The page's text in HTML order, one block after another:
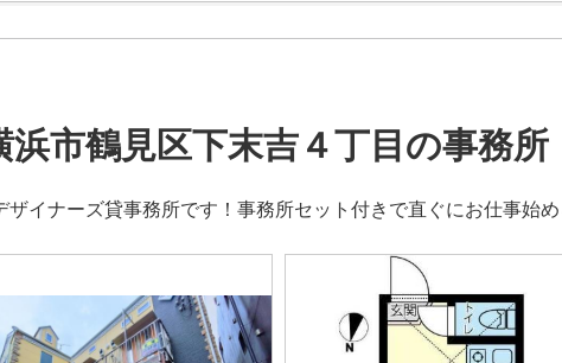
浜市鶴見区下末吉４丁目の事務所
ザイナーズ貸事務所です！事務所セット付きで直ぐにお仕事始め